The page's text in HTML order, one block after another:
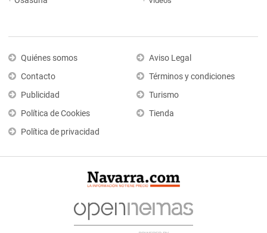
Quiénes somos
Contacto
Publicidad
Política de Cookies
Política de privacidad
Aviso Legal
Términos y condiciones
Turismo
Tienda